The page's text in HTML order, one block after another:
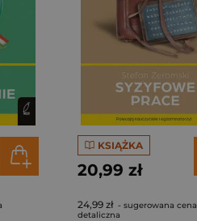
KSIĄŻKA
20,99 zł
24,99 zł - sugerowana cena
detaliczna